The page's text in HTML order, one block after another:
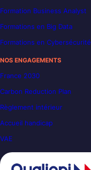
Formation Business Analyst
Formations en Big Data
Formations en Cybersécurité
NOS ENGAGEMENTS
France 2030
Carbon Reduction Plan
Règlement intérieur
Accueil handicap
VAE